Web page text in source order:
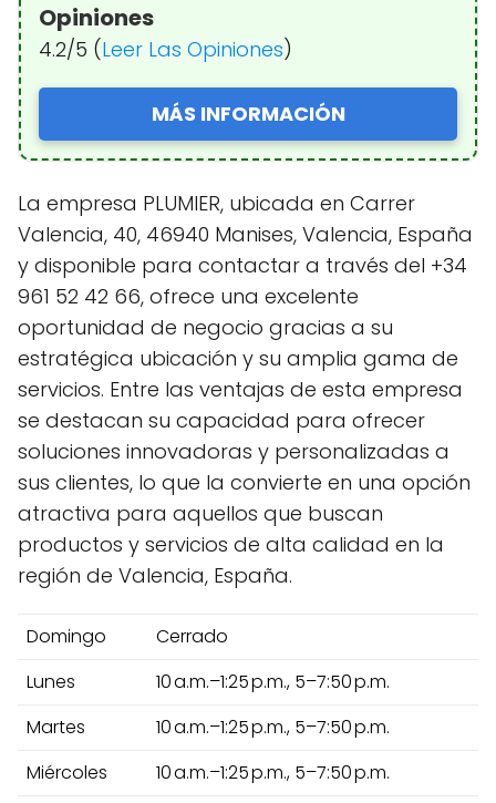
Opiniones
4.2/5 (Leer Las Opiniones)
MÁS INFORMACIÓN
La empresa PLUMIER, ubicada en Carrer
Valencia, 40, 46940 Manises, Valencia, España
y disponible para contactar a través del +34
961 52 42 66, ofrece una excelente
oportunidad de negocio gracias a su
estratégica ubicación y su amplia gama de
servicios. Entre las ventajas de esta empresa
se destacan su capacidad para ofrecer
soluciones innovadoras y personalizadas a
sus clientes, lo que la convierte en una opción
atractiva para aquellos que buscan
productos y servicios de alta calidad en la
región de Valencia, España.
Domingo
Cerrado
Lunes
10 a.m.–1:25 p.m., 5–7:50 p.m.
Martes
10 a.m.–1:25 p.m., 5–7:50 p.m.
Miércoles
10 a.m.–1:25 p.m., 5–7:50 p.m.